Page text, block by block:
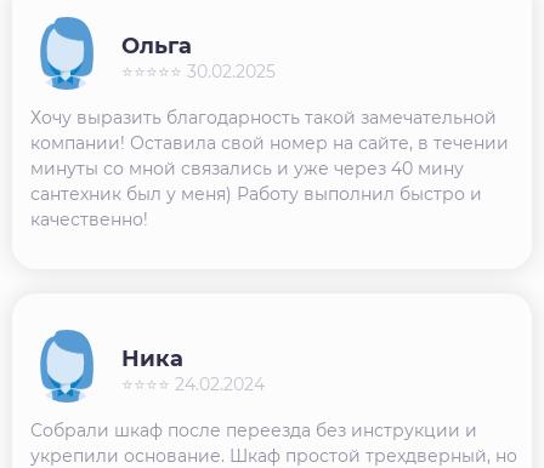
Хочу выразить благодарность такой замечательной
компании! Оставила свой номер на сайте, в течении
минуты со мной связались и уже через 40 мину
сантехник был у меня) Работу выполнил быстро и
качественно!
Ольга
⭐⭐⭐⭐⭐ 30.02.2025
Собрали шкаф после переезда без инструкции и
укрепили основание. Шкаф простой трехдверный, но
Ника
⭐⭐⭐⭐ 24.02.2024